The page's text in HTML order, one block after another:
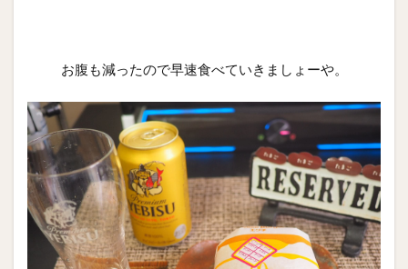
お腹も減ったので早速食べていきましょーや。